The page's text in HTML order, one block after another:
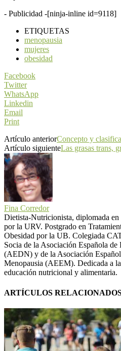
- Publicidad -[ninja-inline id=9118]
ETIQUETAS
menopausia
mujeres
obesidad
Facebook
Twitter
WhatsApp
Linkedin
Email
Print
Artículo anteriorConcepto y
Artículo siguienteLas grasas trans,
Fina Corredor
Dietista-Nutricionista, diplomada
por la URV. Postgrado en
Obesidad por la UB. Colegiada
Socia de la Asociación Española
(AEDN) y de la Asociación
Menopausia (AEEM). Dedicada a
educación nutricional y alimentaria.
ARTÍCULOS